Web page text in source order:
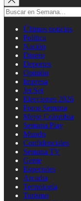
Últimas noticias
Política
Nación
Dinero
Deportes
Opinión
Impresa
Jet Set
Elecciones 2026
Foros Semana
Mejor Colombia
Semana Play
Mundo
Confidenciales
Semana TV
Gente
Especiales
Arcadia
Tecnología
Turismo